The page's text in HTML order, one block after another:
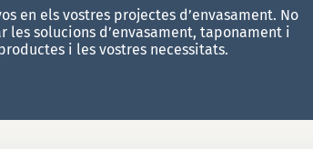
en els vostres projectes d’envasament. No
solucions d’envasament, taponament i
i les vostres necessitats.